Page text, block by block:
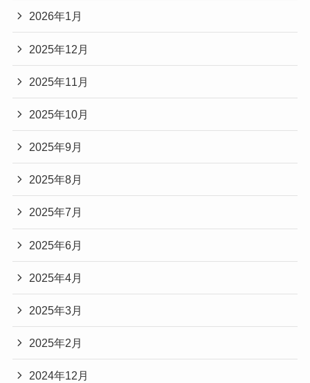
2026年1月
2025年12月
2025年11月
2025年10月
2025年9月
2025年8月
2025年7月
2025年6月
2025年4月
2025年3月
2025年2月
2024年12月